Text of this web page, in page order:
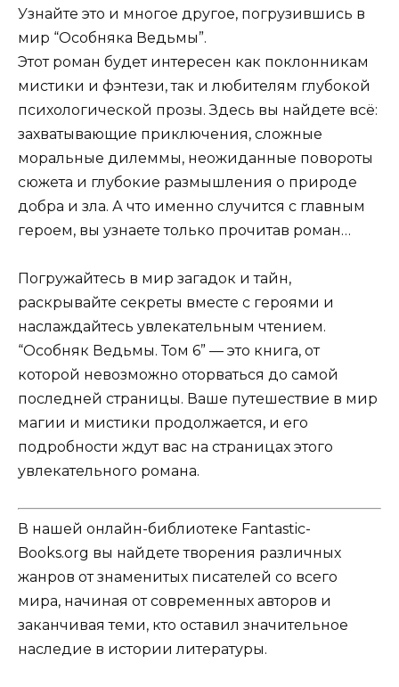
Узнайте это и многое другое, погрузившись в
мир “Особняка Ведьмы”.
Этот роман будет интересен как поклонникам
мистики и фэнтези, так и любителям глубокой
психологической прозы. Здесь вы найдете всё:
захватывающие приключения, сложные
моральные дилеммы, неожиданные повороты
сюжета и глубокие размышления о природе
добра и зла. А что именно случится с главным
героем, вы узнаете только прочитав роман…
Погружайтесь в мир загадок и тайн,
раскрывайте секреты вместе с героями и
наслаждайтесь увлекательным чтением.
“Особняк Ведьмы. Том 6” — это книга, от
которой невозможно оторваться до самой
последней страницы. Ваше путешествие в мир
магии и мистики продолжается, и его
подробности ждут вас на страницах этого
увлекательного романа.
В нашей онлайн-библиотеке Fantastic-
Books.org вы найдете творения различных
жанров от знаменитых писателей со всего
мира, начиная от современных авторов и
заканчивая теми, кто оставил значительное
наследие в истории литературы.